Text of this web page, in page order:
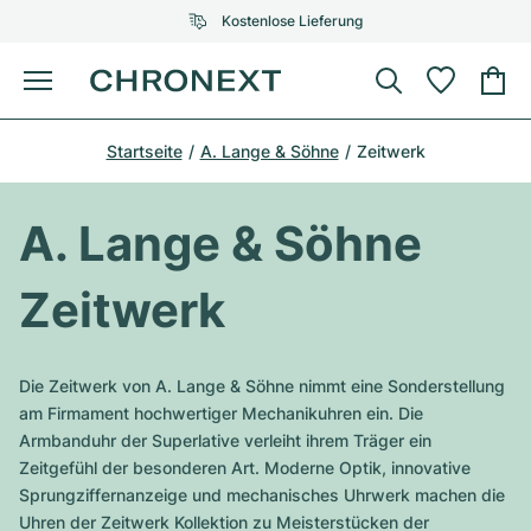
Kostenlose Lieferung
Menü
Uhr kaufen
AUSGEWÄHLTE MARKEN
Top-Modelle
Air-King
Omega
Alle Omega Modelle
Top-Modelle
Patek Philippe
Alle Patek Philippe Modelle
Top-Modelle
Alle Audemars Piguet Modelle
Cartier
Breitling
Uhr verkaufen
AUSGEWÄHLTE MARKEN
Tiffany
Louis Vuitton
Van Cleef & Arpels
Bvlgari
Neuzugänge
Service
Startseite A. Lange & Söhne Zeitwerk
A. Lange & Söhne
Zeitwerk
Die Zeitwerk von A. Lange & Söhne nimmt eine Sonderstellung
am Firmament hochwertiger Mechanikuhren ein. Die
Armbanduhr der Superlative verleiht ihrem Träger ein
Zeitgefühl der besonderen Art. Moderne Optik, innovative
Sprungziffernanzeige und mechanisches Uhrwerk machen die
Uhren der Zeitwerk Kollektion zu Meisterstücken der